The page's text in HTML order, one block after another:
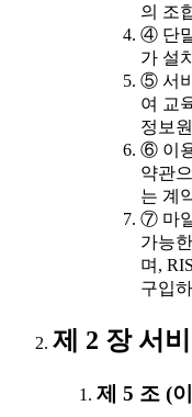
의 조
④ 단
가 설
⑤ 서
여 교
정보
⑥ 이
약관
는 계
⑦ 마
가능
며,
구입
제 2 장 서
제 5 조 (